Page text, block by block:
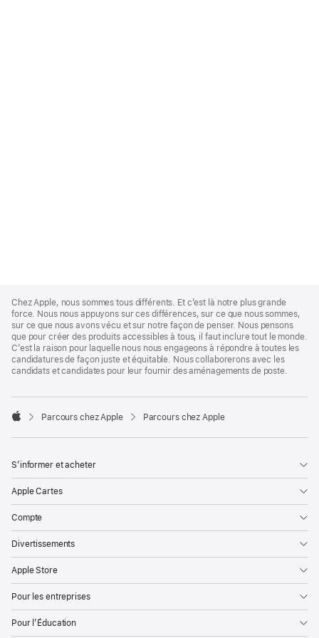
Footer
Chez Apple, nous sommes tous différents. Et c’est là notre plus grande
force. Nous nous appuyons sur ces différences, sur ce que nous sommes,
sur ce que nous avons vécu et sur notre façon de penser. Nous pensons
que pour créer des produits accessibles à tous, il faut inclure tout le monde.
C’est la raison pour laquelle nous nous engageons à répondre à toutes les
candidatures de façon juste et équitable. Nous collaborerons avec les
candidats et candidates pour leur fournir des aménagements de poste.

Parcours chez Apple Parcours chez Apple
S’informer et acheter
Apple Cartes
Compte
Divertissements
Apple Store
Pour les entreprises
Pour l’Éducation